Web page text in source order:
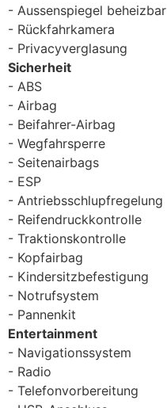
Aussenspiegel beheizbar
Rückfahrkamera
Privacyverglasung
Sicherheit
ABS
Airbag
Beifahrer-Airbag
Wegfahrsperre
Seitenairbags
ESP
Antriebsschlupfregelung
Reifendruckkontrolle
Traktionskontrolle
Kopfairbag
Kindersitzbefestigung
Notrufsystem
Pannenkit
Entertainment
Navigationssystem
Radio
Telefonvorbereitung